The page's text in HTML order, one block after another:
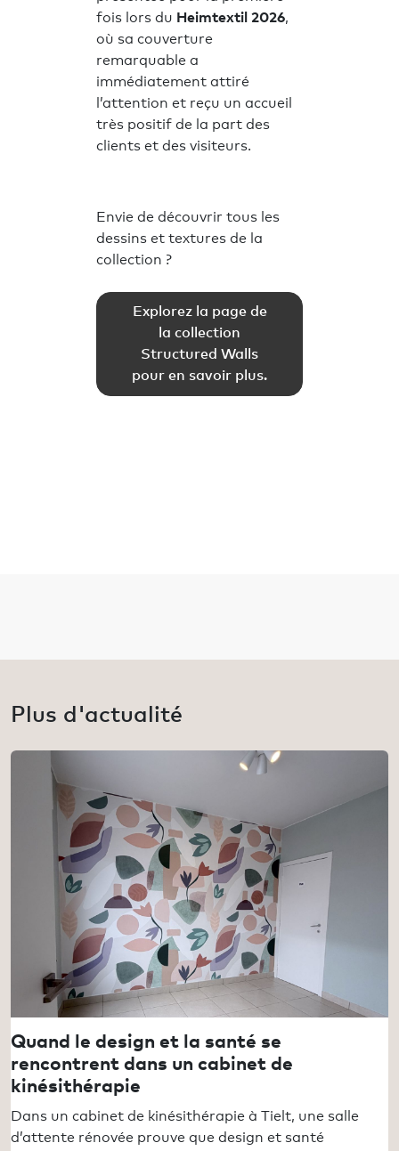
fois lors du Heimtextil 2026,
où sa couverture
remarquable a
immédiatement attiré
l’attention et reçu un accueil
très positif de la part des
clients et des visiteurs.
Envie de découvrir tous les
dessins et textures de la
collection ?
Explorez la page de
la collection
Structured Walls
pour en savoir plus.
Plus d'actualité
Quand le design et la santé se
rencontrent dans un cabinet de
kinésithérapie
Dans un cabinet de kinésithérapie à Tielt, une salle
d’attente rénovée prouve que design et santé